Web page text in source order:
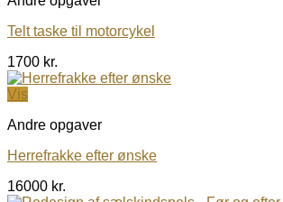
Telt taske til motorcykel
1700 kr.
Vis
Andre opgaver
Herrefrakke efter ønske
16000 kr.